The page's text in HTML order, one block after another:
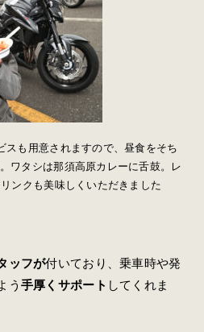
スも用意されますので、昼食をそち
ワタシは那須高原カレーに舌鼓。レ
ンクも美味しくいただきました
ッフが付いており、乗車時や発
う 手厚くサポート してくれま